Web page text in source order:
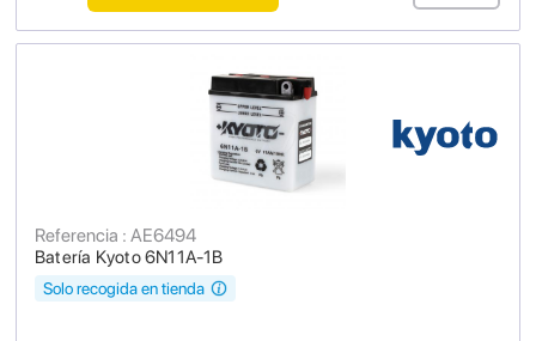
Batería Kyoto 6N11A-1B
Referencia : AE6494
Solo recogida en tienda